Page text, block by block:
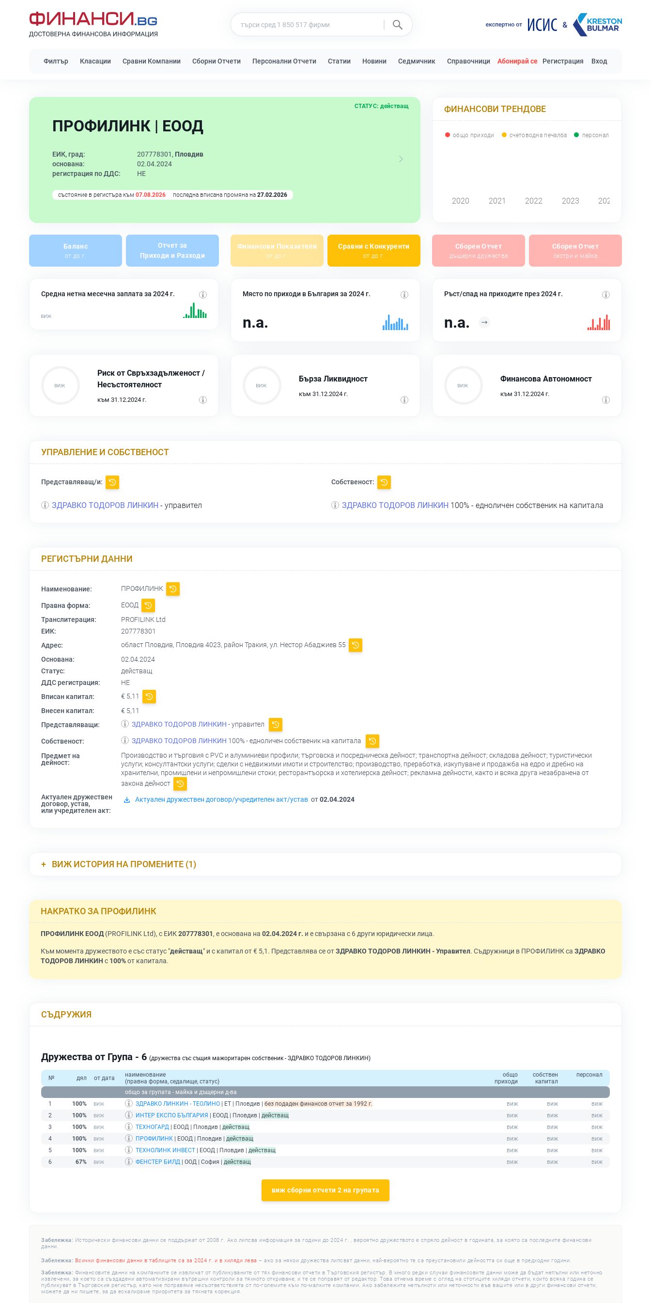
Филтър Класации Сравни Компании Сборни Отчети Персонални Отчети Статии Новини Седмичник Справочници Абонирай се Регистрация Вход
ПРОФИЛИНК | ЕООД
СТАТУС: действащ
ЕИК, град: 207778301, Пловдив
основана:
02.04.2024
регистрация по ДДС:
НЕ
състояние в регистъра към 07.08.2026 последна вписана промяна на 27.02.2026
ФИНАНСОВИ ТРЕНДОВЕ
общо приходи счетоводна печалба персонал
2020 2021 2022 2023 2024
Баланс
от до г.
Отчет за
Приходи и Разходи
Финансови Показатели
от до г.
Сравни с Конкуренти
от до г.
Сборен Отчет
дъщерни дружества
Сборен Отчет
сестри и майка
Средна нетна месечна заплата за 2024 г. Място по приходи в България за 2024 г.
n.a.
Ръст/спад на приходите през 2024 г.
n.a.
Риск от Свръхзадълженост /
Несъстоятелност
към 31.12.2024 г.
Бърза Ликвидност
към 31.12.2024 г.
Финансова Автономност
към 31.12.2024 г.
УПРАВЛЕНИЕ И СОБСТВЕНОСТ
Представляващ/и:
ЗДРАВКО ТОДОРОВ ЛИНКИН - управител
Собственост:
ЗДРАВКО ТОДОРОВ ЛИНКИН 100% - едноличен собственик на капитала
РЕГИСТЪРНИ ДАННИ
Наименование: ПРОФИЛИНК
Правна форма:
ЕООД
Транслитерация:
PROFILINK Ltd
ЕИК:
207778301
Адрес:
област Пловдив, Пловдив 4023, район Тракия, ул. Нестор Абаджиев 55
Основана:
02.04.2024
Статус:
действащ
ДДС регистрация:
НЕ
Вписан капитал:
€ 5,11
Внесен капитал:
€ 5,11
Представляващи:
ЗДРАВКО ТОДОРОВ ЛИНКИН - управител
Собственост: ЗДРАВКО ТОДОРОВ ЛИНКИН 100% - едноличен собственик на капитала
Предмет на
дейност:
Производство и търговия с PVC и алуминиеви профили; търговска и посредническа дейност; транспортна дейност; складова дейност; туристически
услуги; консултантски услуги; сделки с недвижими имоти и строителство; производство, преработка, изкупуване и продажба на едро и дребно на
хранителни, промишлени и непромишлени стоки; ресторантъорска и хотелиерска дейност; рекламна дейности, както и всяка друга незабранена от
закона дейност
Актуален дружествен
договор, устав,
или учредителен акт:
Актуален дружествен договор/учредителен акт/устав от02.04.2024
ВИЖ ИСТОРИЯ НА ПРОМЕНИТЕ (1)
НАКРАТКО ЗА ПРОФИЛИНК
ПРОФИЛИНК ЕООД(PROFILINK Ltd), с ЕИК207778301, е основана на 02.04.2024 г. и е свързана с 6 други юридически лица.
Към момента дружеството е със статус "действащ" и с капитал от € 5,1. Представлява се отЗДРАВКО ТОДОРОВ ЛИНКИН - Управител. Съдружници в ПРОФИЛИНК са ЗДРАВКО
ТОДОРОВ ЛИНКИН с 100%от капитала.
СЪДРУЖИЯ
Дружества от Група - 6 (дружества със същия мажоритарен собственик - ЗДРАВКО ТОДОРОВ ЛИНКИН)
№ дял от дата
наименование
(правна форма, седалище, статус)
общо
приходи
собствен
капитал
персонал
общо за групата - майка и дъщерни д-ва
1
100% ЗДРАВКО ЛИНКИН - ТЕОЛИНО | ЕТ | Пловдив | без подаден финансов отчет за 1992 г.
2
100% ИНТЕР ЕКСПО БЪЛГАРИЯ | ЕООД | Пловдив | действащ
3
100% ТЕХНОГАРД | ЕООД | Пловдив | действащ
4
100% ПРОФИЛИНК | ЕООД | Пловдив | действащ
5
100% ТЕХНОЛИНК ИНВЕСТ | ЕООД | Пловдив | действащ
6
67% ФЕНСТЕР БИЛД | ООД | София | действащ
виж сборни отчети 2 на групата
Забележка: Исторически финансови данни се поддържат от 2008 г. Ако липсва информация за години до 2024 г. , вероятно дружеството е спряло дейност в годината, за която са последните финансови
данни.
Забележка: Всички финансови данни в таблиците са за 2024 г. и в хиляди лева – ако за някои дружества липсват данни, най-вероятно те са преустановили дейността си още в предходни години.
Забележка: Финансовите данни на компаниите се извличат от публикуваните от тях финансови отчети в Търговския регистър. В много редки случаи финансовите данни може да бъдат непълни или неточно
извлечени, за което са създадени автоматизирани вътрешни контроли за тяхното откриване, и те се поправят от редактор. Това отнема време с оглед на стотиците хиляди отчети, които всяка година се
публикуват в Търговския регистър, като ние поправяме несъответствията от по-големите към по-малките компании. Ако забележите непълноти или неточности във вашите или в други финансови отчети,
можете да ни пишете, за да ескалираме приоритета за тяхната корекция.